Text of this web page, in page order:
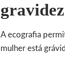
A ecografia
mulher está